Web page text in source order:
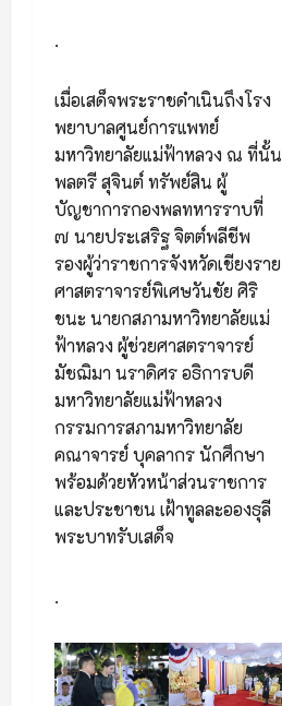
.
เมื่อเสด็จพระราชดำเนินถึงโรง
พยาบาลศูนย์การแพทย์
มหาวิทยาลัยแม่ฟ้าหลวง ณ ที่นั้น
พลตรี สุจินต์ ทรัพย์สิน ผู้
บัญชาการกองพลทหารราบที่
๗ นายประเสริฐ จิตต์พลีชีพ
รองผู้ว่าราชการจังหวัดเชียงราย
ศาสตราจารย์พิเศษวันชัย ศิริ
ชนะ นายกสภามหาวิทยาลัยแม่
ฟ้าหลวง ผู้ช่วยศาสตราจารย์
มัชฌิมา นราดิศร อธิการบดี
มหาวิทยาลัยแม่ฟ้าหลวง
กรรมการสภามหาวิทยาลัย
คณาจารย์ บุคลากร นักศึกษา
พร้อมด้วยหัวหน้าส่วนราชการ
และประชาชน เฝ้าทูลละอองธุลี
พระบาทรับเสด็จ
.